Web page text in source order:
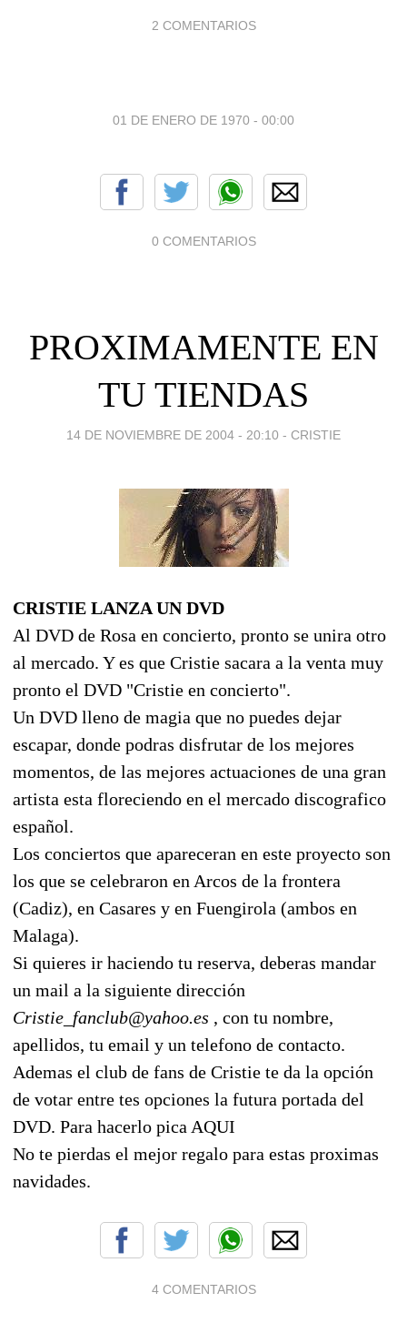
2 COMENTARIOS
01 DE ENERO DE 1970 - 00:00
0 COMENTARIOS
PROXIMAMENTE EN
TU TIENDAS
14 DE NOVIEMBRE DE 2004 - 20:10 - CRISTIE
CRISTIE LANZA UN DVD
Al DVD de Rosa en concierto, pronto se unira otro
al mercado. Y es que Cristie sacara a la venta muy
pronto el DVD "Cristie en concierto".
Un DVD lleno de magia que no puedes dejar
escapar, donde podras disfrutar de los mejores
momentos, de las mejores actuaciones de una gran
artista esta floreciendo en el mercado discografico
español.
Los conciertos que apareceran en este proyecto son
los que se celebraron en Arcos de la frontera
(Cadiz), en Casares y en Fuengirola (ambos en
Malaga).
Si quieres ir haciendo tu reserva, deberas mandar
un mail a la siguiente dirección
Cristie_fanclub@yahoo.es , con tu nombre,
apellidos, tu email y un telefono de contacto.
Ademas el club de fans de Cristie te da la opción
de votar entre tes opciones la futura portada del
DVD. Para hacerlo pica AQUI
No te pierdas el mejor regalo para estas proximas
navidades.
4 COMENTARIOS